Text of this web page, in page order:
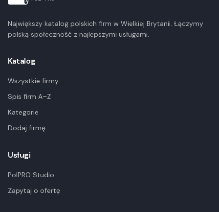
Największy katalog polskich firm w Wielkiej Brytanii. Łączymy
polską społeczność z najlepszymi usługami.
Katalog
Wszystkie firmy
Spis firm A–Z
Kategorie
Dodaj firmę
Usługi
PolPRO Studio
Zapytaj o ofertę